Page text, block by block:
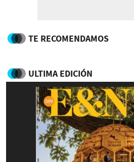
TE RECOMENDAMOS
ULTIMA EDICIÓN